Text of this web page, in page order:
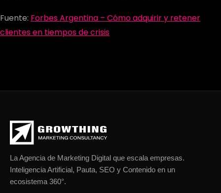
Fuente: Forbes Argentina – Cómo adquirir y retener
clientes en tiempos de crisis
La Agencia de Marketing Digital que escala empresas.
Inteligencia Artificial, Pauta, SEO y Contenido en un
ecosistema 360°.